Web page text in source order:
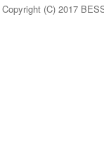
Copyright (C) 2017